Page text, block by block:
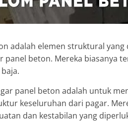
adalah elemen struktural
panel beton. Mereka biasanya
panel beton adalah untuk
keseluruhan dari pagar.
dan kestabilan yang